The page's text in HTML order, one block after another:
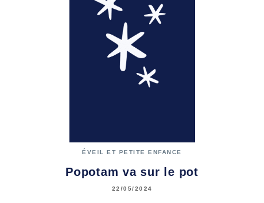
ÉVEIL ET PETITE ENFANCE
Popotam va sur le pot
22/05/2024